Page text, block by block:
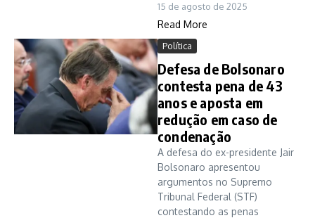
15 de agosto de 2025
Read More
Política
Defesa de Bolsonaro
contesta pena de 43
anos e aposta em
redução em caso de
condenação
A defesa do ex-presidente Jair
Bolsonaro apresentou
argumentos no Supremo
Tribunal Federal (STF)
contestando as penas